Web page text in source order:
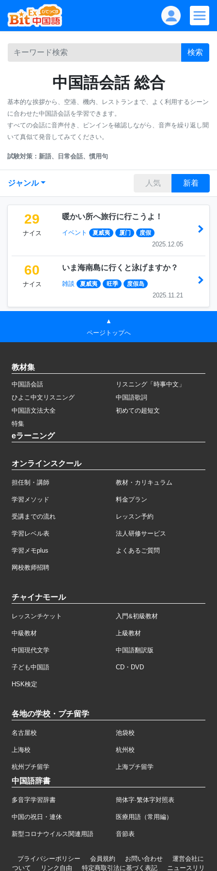
検索
中国語会話 総合
基本的な挨拶から、空港、機内、レストランまで、よく利用するシーン
に合わせた中国語会話を学習できます。
すべての会話に音声付き、ピンインを確認しながら、音声を繰り返し聞
いて真似て発音してみてください。
試験対策：新語、日常会話、慣用句
ジャンル 人気 新着
29
ナイス
暖かい所へ旅行に行こうよ！
イベント 夏威夷 厦门 度假
2025.12.05
60
ナイス
いま海南島に行くと泳げますか？
雑談 夏威夷 旺季 度假岛
2025.11.21
▲
ページトップへ
教材集
中国語会話
リスニング「時事中文」
ひよこ中文リスニング
中国語歌詞
中国語文法大全
初めての超短文
特集
eラーニング
オンラインスクール
担任制・講師 教材・カリキュラム
学習メソッド 料金プラン
受講までの流れ レッスン予約
学習レベル表 法人研修サービス
学習メモplus よくあるご質問
网校教师招聘
チャイナモール
レッスンチケット 入門&初級教材
中級教材 上級教材
中国現代文学 中国語翻訳版
子ども中国語 CD・DVD
HSK検定
各地の学校・プチ留学
名古屋校 池袋校
上海校 杭州校
杭州プチ留学 上海プチ留学
中国語辞書
多音字学習辞書 簡体字·繁体字対照表
中国の祝日・連休 医療用語（常用編）
新型コロナウイルス関連用語 音節表
プライバシーポリシー 会員規約 お問い合わせ
運営会社に
ついて
リンク自由 特定商取引法に基づく表記 ニュースリリ